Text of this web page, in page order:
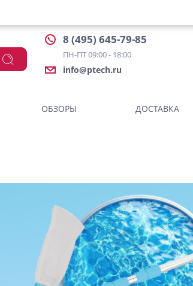
8 (495) 645-79-85
ПН-ПТ 09:00 - 18:00
info@ptech.ru
ОБЗОРЫ ДОСТАВКА